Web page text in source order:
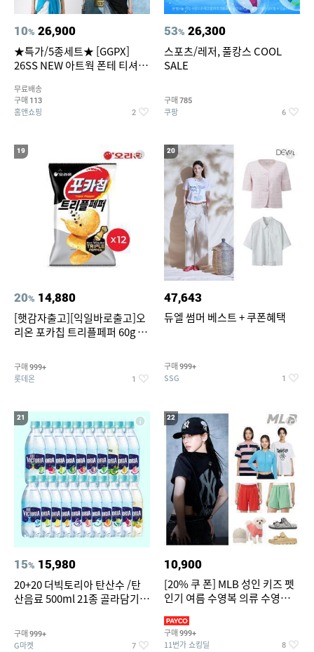
10% 26,900
★특가/5종세트★ [GGPX]
26SS NEW 아트웍 폰테 티셔츠
무료배송
구매 113
홈앤쇼핑 2
53% 26,300
스포츠/레저, 풀캉스 COOL
SALE
구매 785
쿠팡 6
19
20% 14,880
[햇감자출고][익일바로출고]오
리온 포카칩 트리플페퍼 60g 12
구매 999+
롯데온 1
20
47,643
듀엘 썸머 베스트 + 쿠폰혜택
구매 999+
SSG 1
21
15% 15,980
20+20 더빅토리아 탄산수 /탄
산음료 500ml 21종 골라담기
구매 999+
G마켓 7
22
10,900
[20% 쿠 폰] MLB 성인 키즈 펫
인기 여름 수영복 의류 수영복
구매 999+
11번가 쇼킹딜 8